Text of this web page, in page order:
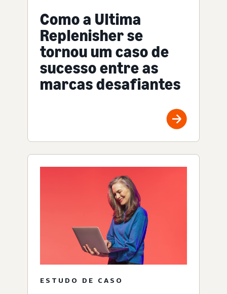
Como a Ultima
Replenisher se
tornou um caso de
sucesso entre as
marcas desafiantes
ESTUDO DE CASO